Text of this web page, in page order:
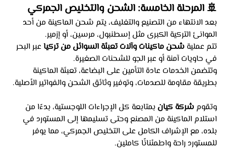
🚢 المرحلة الخامسة: الشحن والتخليص الجمركي
بعد الانتهاء من التصنيع والتغليف، يتم شحن الماكينة من أحد
الموانئ التركية الكبرى مثل إسطنبول، مرسين، أو إزمير.
تتم عملية شحن ماكينات وآلات تعبئة السوائل من تركيا عبر البحر
في حاويات آمنة أو عبر الجو للشحنات الصغيرة.
وتتضمن الخدمات عادة التأمين على البضاعة، تعبئة الماكينة
بطريقة مقاومة للصدمات، وتوفير وثائق الشحن والفواتير الأصلية.
وتقوم شركة كيان بمتابعة كل الإجراءات اللوجستية، بدءًا من
استلام الماكينة من المصنع وحتى تسليمها إلى المستورد في
بلده، مع الإشراف الكامل على التخليص الجمركي، مما يوفر
للمستورد راحة واطمئنانًا كاملين.